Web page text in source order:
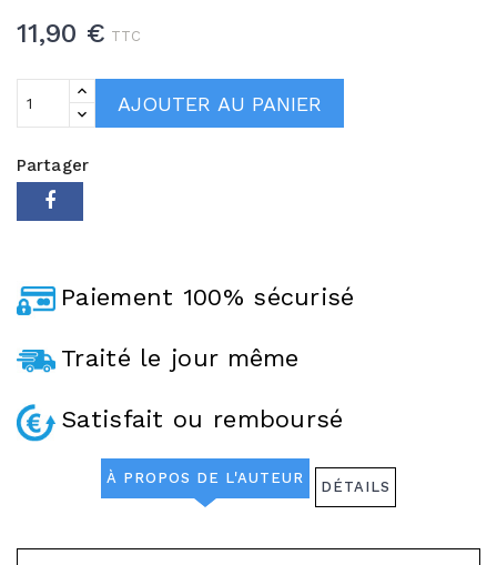
11,90 € TTC
AJOUTER AU PANIER
Partager
Paiement 100% sécurisé
Traité le jour même
Satisfait ou remboursé
À PROPOS DE L'AUTEUR DÉTAILS